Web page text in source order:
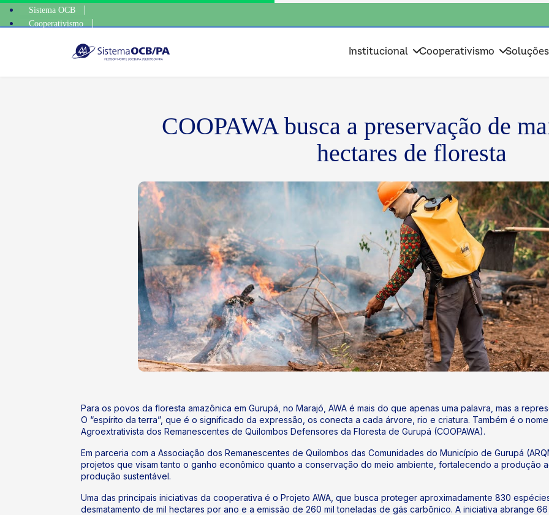
Sistema OCB
Cooperativismo
Institucional Cooperativismo Soluções
COOPAWA busca a preservação de
hectares de floresta
Para os povos da floresta amazônica em Gurupá, no Marajó, AWA é mais do que apenas uma palavra, mas a
O “espírito da terra”, que é o significado da expressão, os conecta a cada árvore, rio e criatura. Também é o
Agroextrativista dos Remanescentes de Quilombos Defensores da Floresta de Gurupá (COOPAWA).
Em parceria com a Associação dos Remanescentes de Quilombos das Comunidades do Município de Gurupá
projetos que visam tanto o ganho econômico quanto a conservação do meio ambiente, fortalecendo a produção
produção sustentável.
Uma das principais iniciativas da cooperativa é o Projeto AWA, que busca proteger aproximadamente 830
desmatamento de mil hectares por ano e a emissão de 260 mil toneladas de gás carbônico. A iniciativa abrange